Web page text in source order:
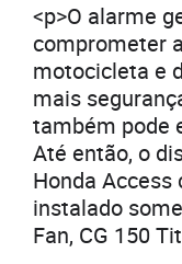
<p>O alarme
comprometer
motocicleta e
mais
também pode
Até então, o
Honda
instalado
Fan, CG 150